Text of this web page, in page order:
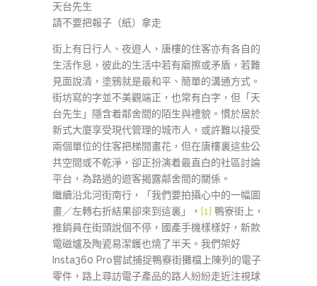
天台先生
請不要把報子（紙）拿走
街上有日行人、夜遊人，唐樓的住客亦有各自的
生活作息，彼此的生活中若有磨擦或矛盾，若難
見面說清，塗鴉就是最和平、簡單的溝通方式。
街坊寫的字並不美觀端正，也常有白字，但「天
台先生」隱含着鄰舍間的陌生與禮貌。慣於居於
新式大廈享受現代管理的城市人，或許難以接受
兩個單位的住客把梯間畫花，但在唐樓裏這些公
共空間或不乾淨，卻正扮演着最直白的社區討論
平台，為路過的遊客揭露鄰舍間的關係。
繼續沿北河街南行，「我們要拍攝心中的一幅圖
畫／左轉右折結果卻來到這裏」， [1] 鴨寮街上，
推銷員在街頭說個不停，國產手機樣樣好，新款
電磁爐及陶瓷易潔鑊也燒了半天。我們架好
Insta360 Pro嘗試捕捉鴨竂街攤檔上陳列的電子
零件，路上尋訪電子產品的路人紛紛走近注視球